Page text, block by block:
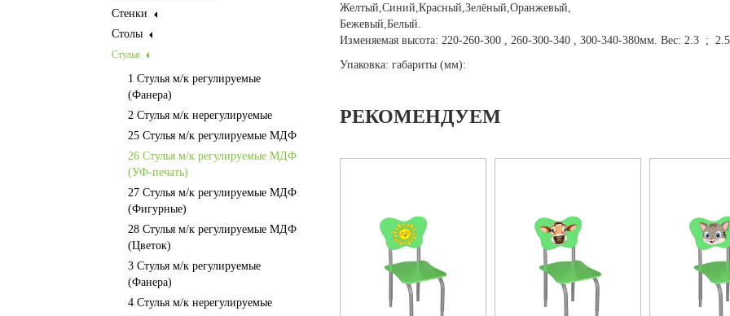
Стенки
Столы
Стулья
1 Стулья м/к регулируемые
(Фанера)
2 Стулья м/к нерегулируемые
25 Стулья м/к регулируемые МДФ
26 Стулья м/к регулируемые МДФ
(УФ-печать)
27 Стулья м/к регулируемые МДФ
(Фигурные)
28 Стулья м/к регулируемые МДФ
(Цветок)
3 Стулья м/к регулируемые
(Фанера)
4 Стулья м/к нерегулируемые
Желтый,Синий,Красный,Зелёный,Оранжевый,
Бежевый,Белый.
Изменяемая высота: 220-260-300 , 260-300-340 , 300-340-380мм. Вес: 2.3 ;
Упаковка: габариты (мм):
РЕКОМЕНДУЕМ